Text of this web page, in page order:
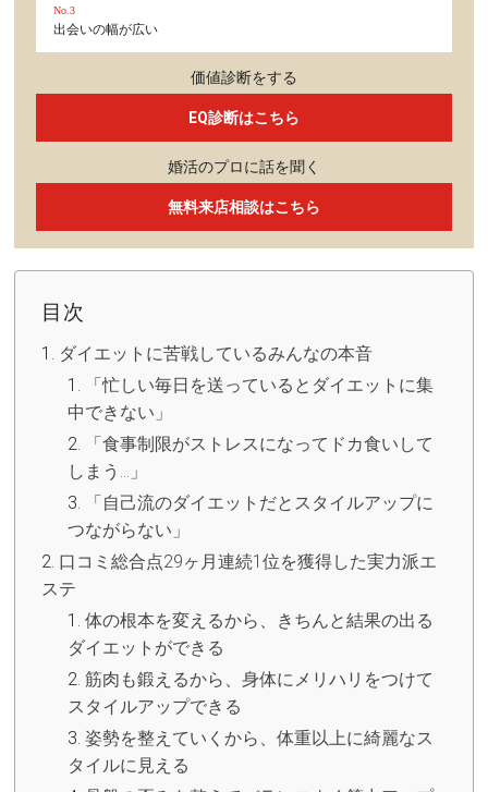
No.3
出会いの幅が広い
価値診断をする
EQ診断はこちら
婚活のプロに話を聞く
無料来店相談はこちら
目次
ダイエットに苦戦しているみんなの本音
「忙しい毎日を送っているとダイエットに集
中できない」
「食事制限がストレスになってドカ食いして
しまう…」
「自己流のダイエットだとスタイルアップに
つながらない」
口コミ総合点29ヶ月連続1位を獲得した実力派エ
ステ
体の根本を変えるから、きちんと結果の出る
ダイエットができる
筋肉も鍛えるから、身体にメリハリをつけて
スタイルアップできる
姿勢を整えていくから、体重以上に綺麗なス
タイルに見える